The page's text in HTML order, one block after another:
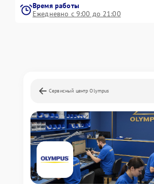
Время работы
Ежедневно с 9:00 до 21:00
Сервисный центр Olympus